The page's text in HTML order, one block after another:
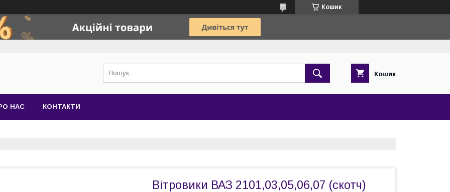
Кошик
Кошик
НАС КОНТАКТИ
Вітровики ВАЗ 2101,03,05,06,07 (скотч)